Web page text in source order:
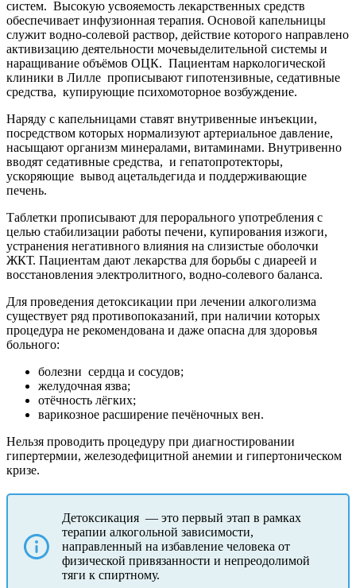
систем. Высокую усвояемость лекарственных средств
обеспечивает инфузионная терапия. Основой капельницы
служит водно-солевой раствор, действие которого направлено
активизацию деятельности мочевыделительной системы и
наращивание объёмов ОЦК. Пациентам наркологической
клиники в Лилле прописывают гипотензивные, седативные
средства, купирующие психомоторное возбуждение.
Наряду с капельницами ставят внутривенные инъекции,
посредством которых нормализуют артериальное давление,
насыщают организм минералами, витаминами. Внутривенно
вводят седативные средства, и гепатопротекторы,
ускоряющие вывод ацетальдегида и поддерживающие
печень.
Таблетки прописывают для перорального употребления с
целью стабилизации работы печени, купирования изжоги,
устранения негативного влияния на слизистые оболочки
ЖКТ. Пациентам дают лекарства для борьбы с диареей и
восстановления электролитного, водно-солевого баланса.
Для проведения детоксикации при лечении алкоголизма
существует ряд противопоказаний, при наличии которых
процедура не рекомендована и даже опасна для здоровья
больного:
болезни сердца и сосудов;
желудочная язва;
отёчность лёгких;
варикозное расширение печёночных вен.
Нельзя проводить процедуру при диагностировании
гипертермии, железодефицитной анемии и гипертоническом
кризе.
Детоксикация — это первый этап в рамках
терапии алкогольной зависимости,
направленный на избавление человека от
физической привязанности и непреодолимой
тяги к спиртному.